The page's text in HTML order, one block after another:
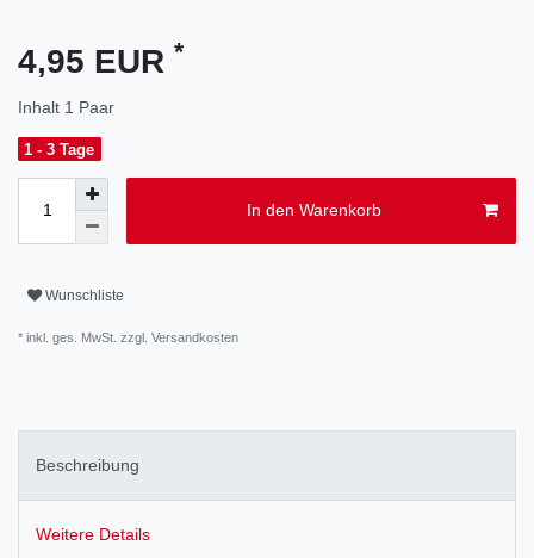
4,95 EUR *
Inhalt 1 Paar
1 - 3 Tage
In den Warenkorb
Wunschliste
* inkl. ges. MwSt. zzgl. Versandkosten
Beschreibung
Weitere Details